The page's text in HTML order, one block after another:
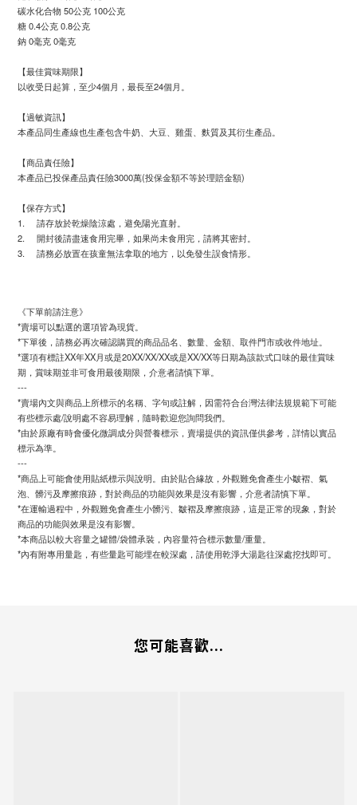
碳水化合物 50公克 100公克
糖 0.4公克 0.8公克
鈉 0毫克 0毫克
【最佳賞味期限】
以收受日起算，至少4個月，最長至24個月。
【過敏資訊】
本產品同生產線也生產包含牛奶、大豆、雞蛋、麩質及其衍生產品。
【商品責任險】
本產品已投保產品責任險3000萬(投保金額不等於理賠金額)
【保存方式】
1.
請存放於乾燥陰涼處，避免陽光直射。
2.
開封後請盡速食用完畢，如果尚未食用完，請將其密封。
3.
請務必放置在孩童無法拿取的地方，以免發生誤食情形。
《下單前請注意》
*賣場可以點選的選項皆為現貨。
*下單後，請務必再次確認購買的商品品名、數量、金額、取件門市或收件地址。
*選項有標註XX年XX月或是20XX/XX/XX或是XX/XX等日期為該款式口味的最佳賞味
期，賞味期並非可食用最後期限，介意者請慎下單。
---
*賣場內文與商品上所標示的名稱、字句或註解，因需符合台灣法律法規規範下可能
有些標示處/說明處不容易理解，隨時歡迎您詢問我們。
*由於原廠有時會優化微調成分與營養標示，賣場提供的資訊僅供參考，詳情以實品
標示為準。
---
*商品上可能會使用貼紙標示與說明。由於貼合緣故，外觀難免會產生小皺褶、氣
泡、髒污及摩擦痕跡，對於商品的功能與效果是沒有影響，介意者請慎下單。
*在運輸過程中，外觀難免會產生小髒污、皺褶及摩擦痕跡，這是正常的現象，對於
商品的功能與效果是沒有影響。
*本商品以較大容量之罐體/袋體承裝，內容量符合標示數量/重量。
*內有附專用量匙，有些量匙可能埋在較深處，請使用乾淨大湯匙往深處挖找即可。
您可能喜歡...